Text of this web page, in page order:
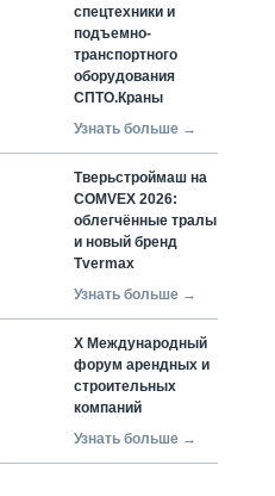
спецтехники и
подъемно-
транспортного
оборудования
СПТО.Краны
Узнать больше →
Тверьстроймаш на
COMVEX 2026:
облегчённые тралы
и новый бренд
Tvermax
Узнать больше →
X Международный
форум арендных и
строительных
компаний
Узнать больше →